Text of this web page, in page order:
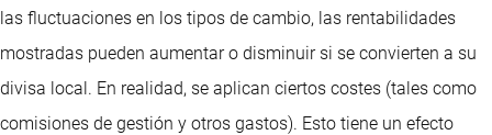
las fluctuaciones en los tipos de cambio, las rentabilidades
mostradas pueden aumentar o disminuir si se convierten a su
divisa local. En realidad, se aplican ciertos costes (tales como
comisiones de gestión y otros gastos). Esto tiene un efecto